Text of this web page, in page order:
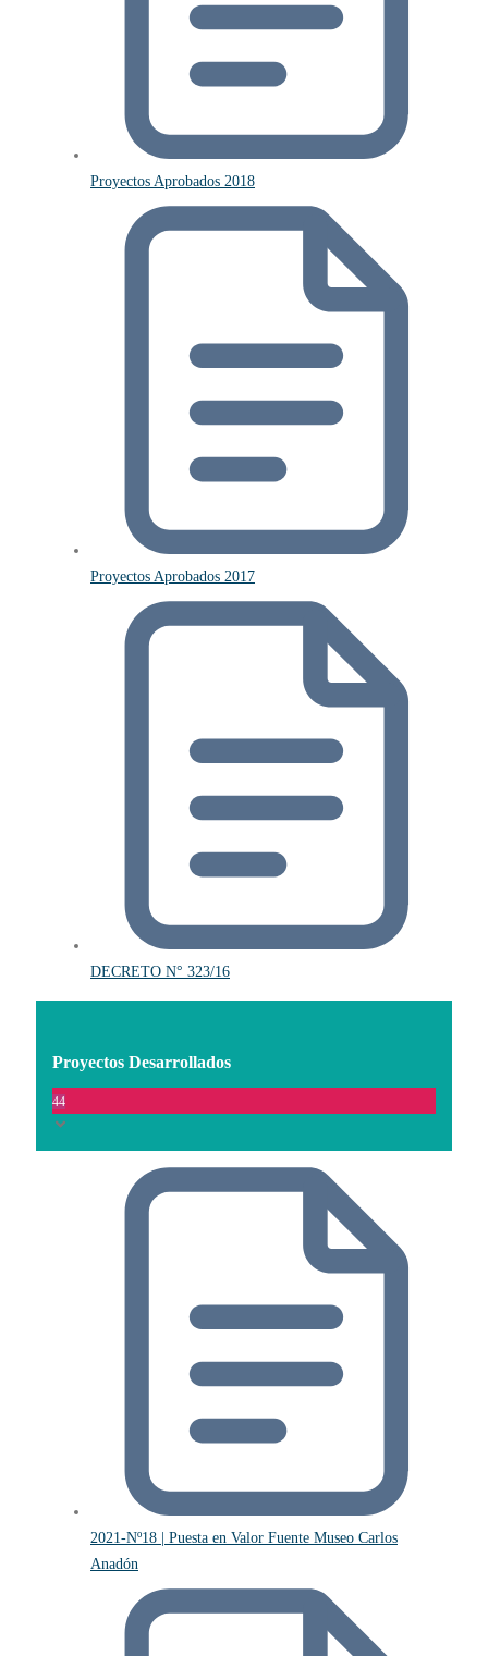
Proyectos Aprobados 2018
Proyectos Aprobados 2017
DECRETO N° 323/16
Proyectos Desarrollados
44
2021-Nº18 | Puesta en Valor Fuente Museo Carlos
Anadón